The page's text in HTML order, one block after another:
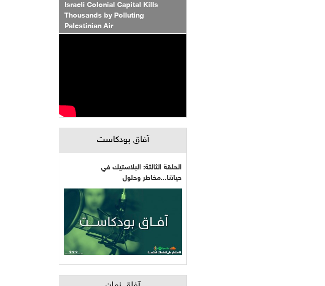
Israeli Colonial Capital Kills
Thousands by Polluting
Palestinian Air
آفاق بودكاست
الحلقة الثالثة: البلاستيك في
حياتنا...مخاطر وحلول